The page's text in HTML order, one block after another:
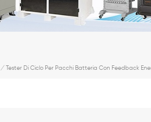
/ Tester Di Ciclo Per Pacchi Batteria Con Feedback